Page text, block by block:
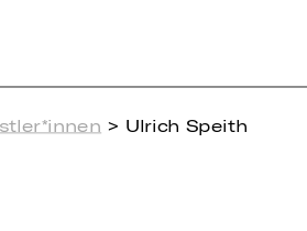
> Ulrich Speith